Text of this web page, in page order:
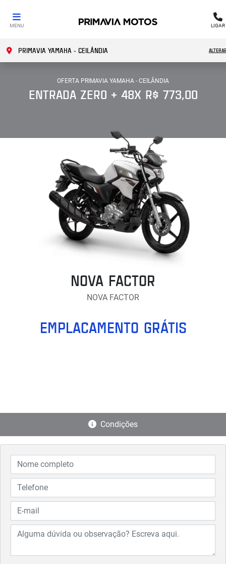
MENU LIGAR
PRIMAVIA YAMAHA - CEILÂNDIA
OFERTA PRIMAVIA YAMAHA - CEILÂNDIA
ENTRADA ZERO + 48X R$ 773,00
NOVA FACTOR
NOVA FACTOR
EMPLACAMENTO GRÁTIS
Condições